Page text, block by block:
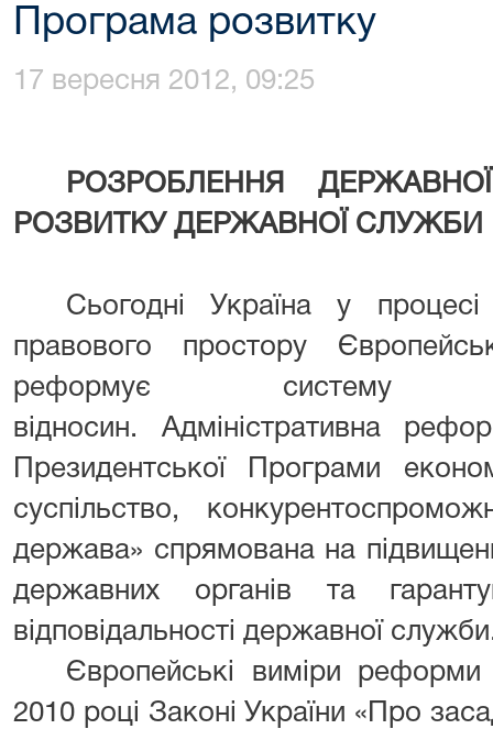
Програма розвитку
17 вересня 2012, 09:25
РОЗРОБЛЕННЯ
РОЗВИТКУ ДЕРЖАВНОЇ СЛУЖБИ
Сьогодні Україна у процесі
правового простору
реформує систему
відносин. Адміністративна
Президентської Програми
суспільство,
держава» спрямована на
державних органів та
відповідальності державної
Європейські виміри реформи
2010 році Законі України «Про